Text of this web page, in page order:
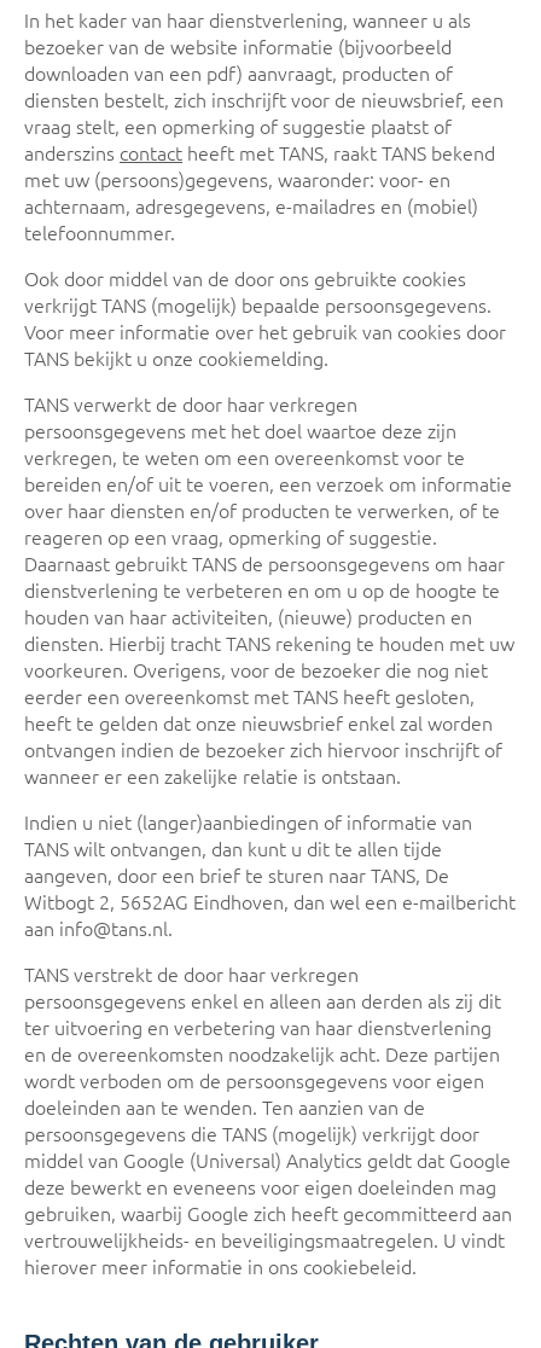
In het kader van haar dienstverlening, wanneer u als
bezoeker van de website informatie (bijvoorbeeld
downloaden van een pdf) aanvraagt, producten of
diensten bestelt, zich inschrijft voor de nieuwsbrief, een
vraag stelt, een opmerking of suggestie plaatst of
anderszins contact heeft met TANS, raakt TANS bekend
met uw (persoons)gegevens, waaronder: voor- en
achternaam, adresgegevens, e-mailadres en (mobiel)
telefoonnummer.
Ook door middel van de door ons gebruikte cookies
verkrijgt TANS (mogelijk) bepaalde persoonsgegevens.
Voor meer informatie over het gebruik van cookies door
TANS bekijkt u onze cookiemelding.
TANS verwerkt de door haar verkregen
persoonsgegevens met het doel waartoe deze zijn
verkregen, te weten om een overeenkomst voor te
bereiden en/of uit te voeren, een verzoek om informatie
over haar diensten en/of producten te verwerken, of te
reageren op een vraag, opmerking of suggestie.
Daarnaast gebruikt TANS de persoonsgegevens om haar
dienstverlening te verbeteren en om u op de hoogte te
houden van haar activiteiten, (nieuwe) producten en
diensten. Hierbij tracht TANS rekening te houden met uw
voorkeuren. Overigens, voor de bezoeker die nog niet
eerder een overeenkomst met TANS heeft gesloten,
heeft te gelden dat onze nieuwsbrief enkel zal worden
ontvangen indien de bezoeker zich hiervoor inschrijft of
wanneer er een zakelijke relatie is ontstaan.
Indien u niet (langer)aanbiedingen of informatie van
TANS wilt ontvangen, dan kunt u dit te allen tijde
aangeven, door een brief te sturen naar TANS, De
Witbogt 2, 5652AG Eindhoven, dan wel een e-mailbericht
aan info@tans.nl.
TANS verstrekt de door haar verkregen
persoonsgegevens enkel en alleen aan derden als zij dit
ter uitvoering en verbetering van haar dienstverlening
en de overeenkomsten noodzakelijk acht. Deze partijen
wordt verboden om de persoonsgegevens voor eigen
doeleinden aan te wenden. Ten aanzien van de
persoonsgegevens die TANS (mogelijk) verkrijgt door
middel van Google (Universal) Analytics geldt dat Google
deze bewerkt en eveneens voor eigen doeleinden mag
gebruiken, waarbij Google zich heeft gecommitteerd aan
vertrouwelijkheids- en beveiligingsmaatregelen. U vindt
hierover meer informatie in ons cookiebeleid.